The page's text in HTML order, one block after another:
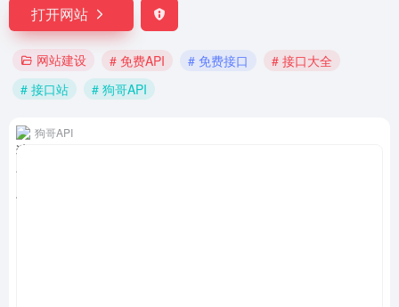
打开网站
网站建设 # 免费API # 免费接口
# 接口大全
# 接口站
# 狗哥API
狗哥API